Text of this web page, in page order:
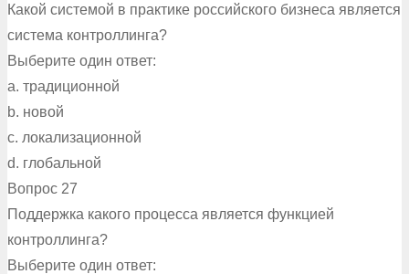
Какой системой в практике российского бизнеса является
система контроллинга?
Выберите один ответ:
a. традиционной
b. новой
c. локализационной
d. глобальной
Вопрос 27
Поддержка какого процесса является функцией
контроллинга?
Выберите один ответ: